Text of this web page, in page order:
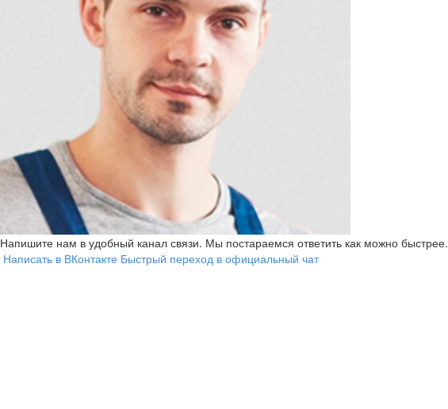
Напишите нам в удобный канал связи. Мы постараемся ответить как можно быстрее.
Написать в ВКонтакте Быстрый переход в официальный чат